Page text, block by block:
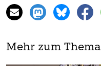
Mehr zum Thema